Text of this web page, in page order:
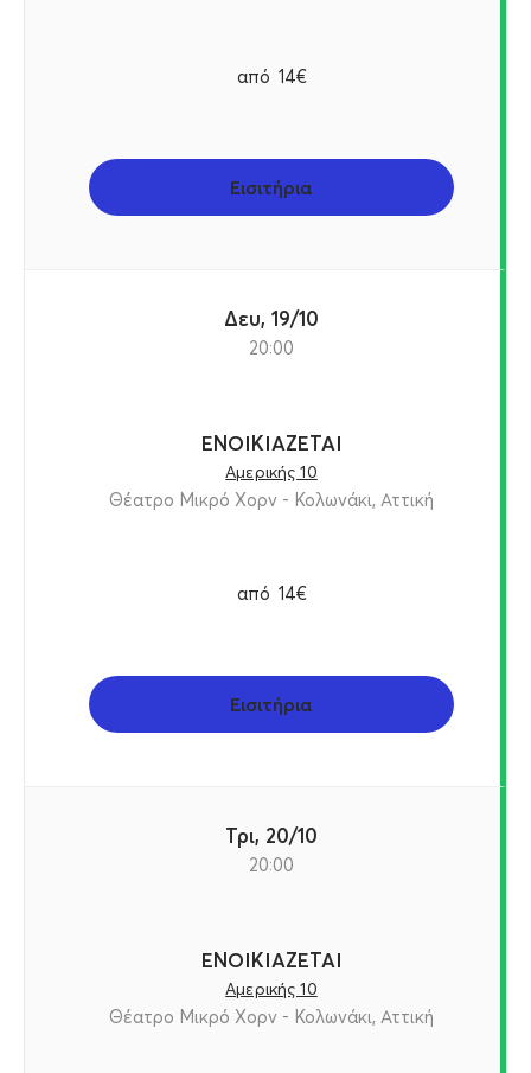
από 14€
Εισιτήρια
Δευ, 19/10
20:00
ΕΝΟΙΚΙΑΖΕΤΑΙ
Αμερικής 10
Θέατρο Μικρό Χορν - Κολωνάκι, Αττική
από 14€
Εισιτήρια
Τρι, 20/10
20:00
ΕΝΟΙΚΙΑΖΕΤΑΙ
Αμερικής 10
Θέατρο Μικρό Χορν - Κολωνάκι, Αττική